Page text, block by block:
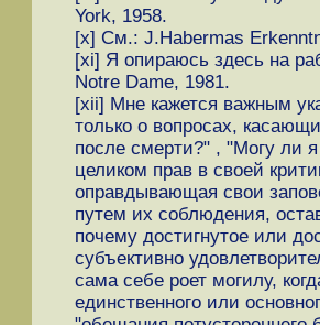
York, 1958.
[x] См.: J.Habermas
[xi] Я опираюсь здесь на
Notre Dame, 1981.
[xii] Мне кажется важным
только о вопросах,
после смерти?" , "Могу ли
целиком прав в своей
оправдывающая свои
путем их соблюдения,
почему достигнутое или
субъективно
сама себе роет могилу,
единственного или